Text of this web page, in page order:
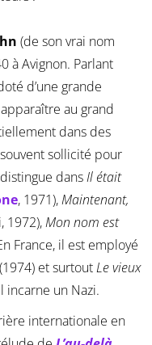
(de son vrai nom
à Avignon. Parlant
d’une grande
au grand
dans des
sollicité pour
dansIl était
, 1971),Maintenant,
1972),Mon nom est
France, il est employé
et surtoutLe vieux
un Nazi.
internationale en